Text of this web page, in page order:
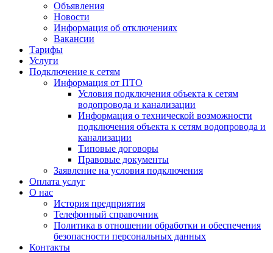
Объявления
Новости
Информация об отключениях
Вакансии
Тарифы
Услуги
Подключение к сетям
Информация от ПТО
Условия подключения объекта к сетям
водопровода и канализации
Информация о технической возможности
подключения объекта к сетям водопровода и
канализации
Типовые договоры
Правовые документы
Заявление на условия подключения
Оплата услуг
О нас
История предприятия
Телефонный справочник
Политика в отношении обработки и обеспечения
безопасности персональных данных
Контакты